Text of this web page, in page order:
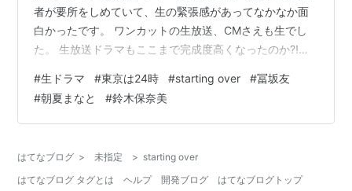
者が要所をしめていて、生の緊張感があってなかなか面
白かったです。 ワンカットの生放送、CMさえも生でし
た。 生放送ドラマもここまで完成度高くなったのか⁈と
でした。 主な出演者は浜野謙太、相島一之、小手伸也、
朝夏まなと、浅利陽介といった実力派揃い。 『Starting
Over』最初からやり直そう、年度末に相応しいテーマだ
ターテイメント主宰で、オリジナルのシチュエーション
コメディを得意とし…
#生ドラマ #東京は24時 #starting over #冨坂友
#朝夏まなと #鈴木保奈美
はてなブログ > 未指定 > starting over
はてなブログ タグとは
ヘルプ 開発ブログ はてなブログトップ